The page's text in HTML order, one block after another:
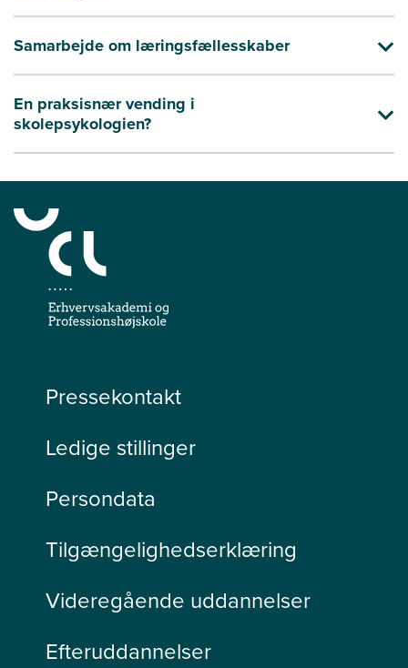
Samarbejde om læringsfællesskaber
En praksisnær vending i
skolepsykologien?
Pressekontakt
Ledige stillinger
Persondata
Tilgængelighedserklæring
Videregående uddannelser
Efteruddannelser